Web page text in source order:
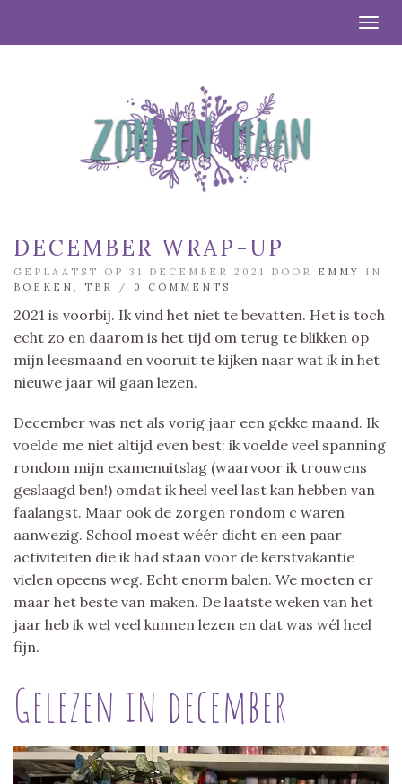
DECEMBER WRAP-UP
GEPLAATST OP 31 DECEMBER 2021 DOOR EMMY
IN
BOEKEN
TBR / 0 COMMENTS
2021 is voorbij. Ik vind het niet te bevatten. Het is toch
echt zo en daarom is het tijd om terug te blikken op
mijn leesmaand en vooruit te kijken naar wat ik in het
nieuwe jaar wil gaan lezen.
December was net als vorig jaar een gekke maand. Ik
voelde me niet altijd even best: ik voelde veel spanning
rondom mijn examenuitslag (waarvoor ik trouwens
geslaagd ben!) omdat ik heel veel last kan hebben van
faalangst. Maar ook de zorgen rondom c waren
aanwezig. School moest wéér dicht en een paar
activiteiten die ik had staan voor de kerstvakantie
vielen opeens weg. Echt enorm balen. We moeten er
maar het beste van maken. De laatste weken van het
jaar heb ik wel veel kunnen lezen en dat was wél heel
fijn.
Gelezen in december